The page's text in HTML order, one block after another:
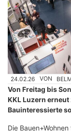
24.02.26 VON
Von Freitag bis
KKL Luzern
Bauinteressierte
Die